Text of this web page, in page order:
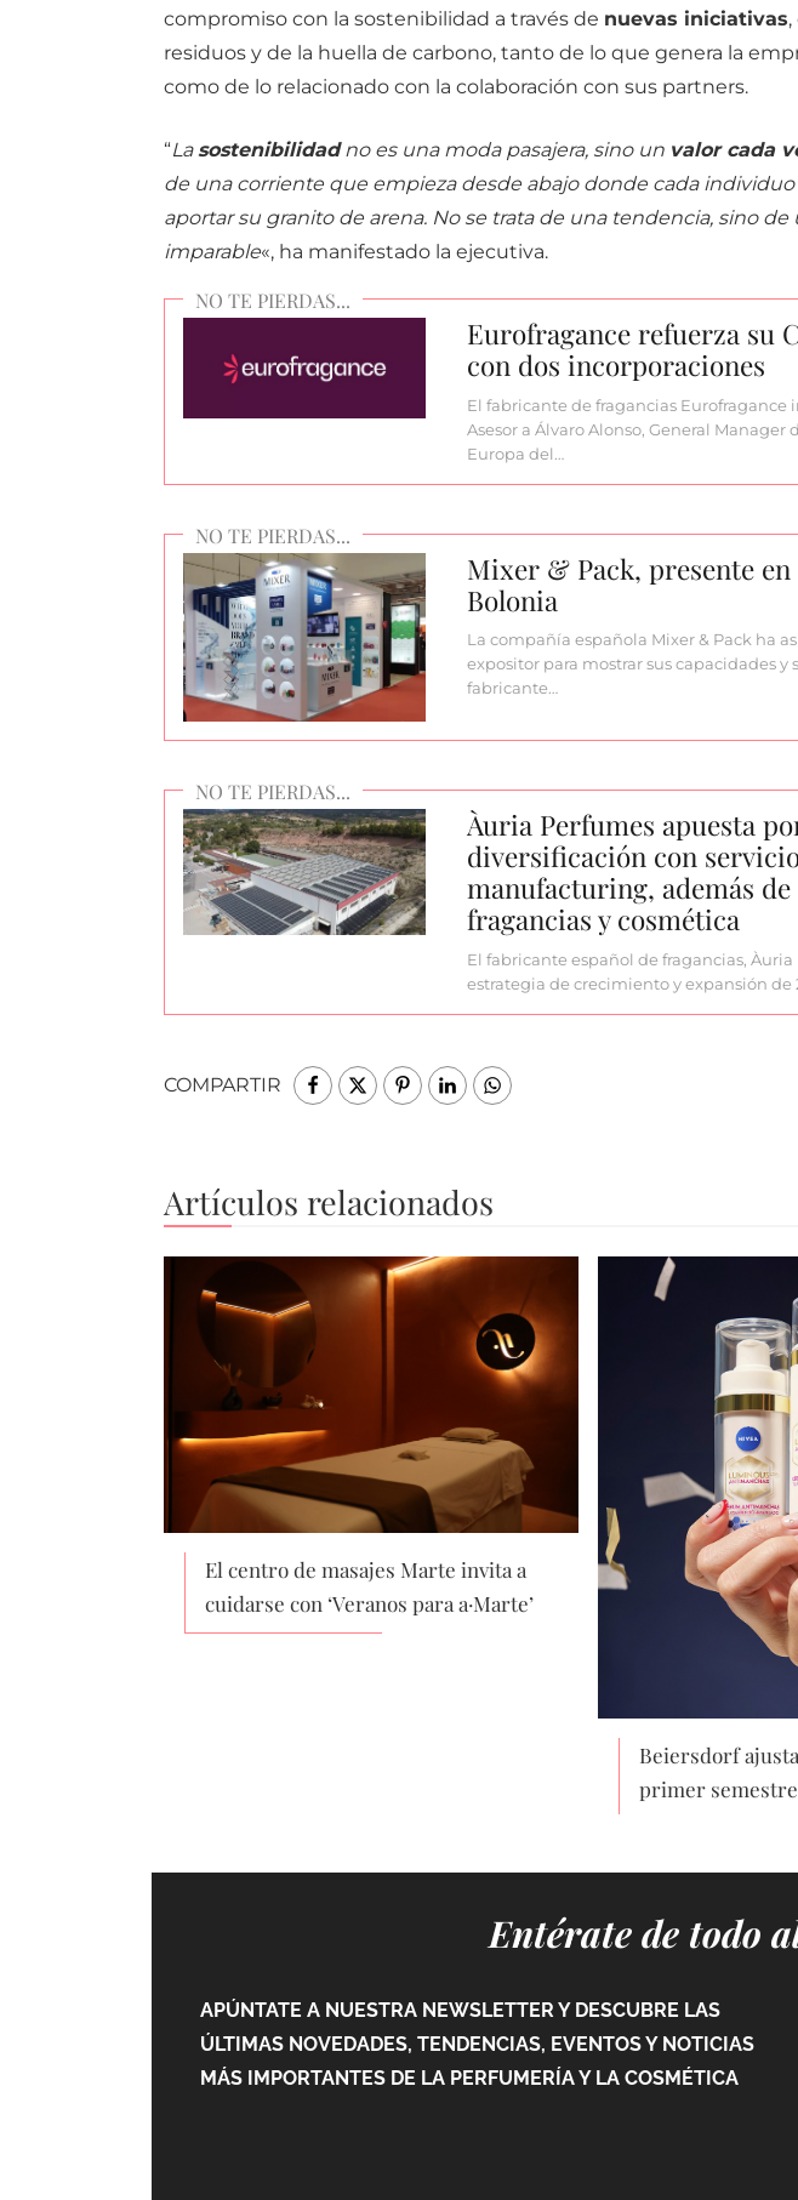
compromiso con la sostenibilidad a través de nuevas iniciativas
residuos y de la huella de carbono, tanto de lo que genera la
como de lo relacionado con la colaboración con sus partners.
“Lasostenibilidadno es una moda pasajera, sino un valor cada
de una corriente que empieza desde abajo donde cada
aportar su granito de arena. No se trata de una tendencia, sino
imparable«, ha manifestado la ejecutiva.
Eurofragance refuerza su
con dos incorporaciones
El fabricante de fragancias Eurofragance
Asesor a Álvaro Alonso, General Manager
Europa del…
Mixer & Pack, presente
Bolonia
La compañía española Mixer & Pack ha
expositor para mostrar sus capacidades y
fabricante…
Àuria Perfumes apuesta
diversificación con
manufacturing, además
fragancias y cosmética
El fabricante español de fragancias, Àuria
estrategia de crecimiento y expansión de
COMPARTIR
Artículos relacionados
El centro de masajes Marte invita a
cuidarse con ‘Veranos para a·Marte’
Beiersdorf
primer semestre
Entérate de todo
APÚNTATE A NUESTRA NEWSLETTER Y DESCUBRE LAS
ÚLTIMAS NOVEDADES, TENDENCIAS, EVENTOS Y NOTICIAS
MÁS IMPORTANTES DE LA PERFUMERÍA Y LA COSMÉTICA